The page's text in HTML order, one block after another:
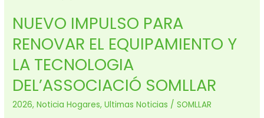
NUEVO IMPULSO PARA
RENOVAR EL EQUIPAMIENTO Y
LA TECNOLOGIA
DEL’ASSOCIACIÓ SOMLLAR
2026,Noticia Hogares,Ultimas Noticias /SOMLLAR
PARA
RENOVAR
EL
Y
LA
TECNOLOGIA
DEL’ASSOCIACIÓ